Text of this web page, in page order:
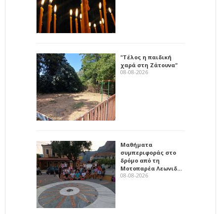
"Τέλος η παιδική
χαρά στη Ζάτουνα"
08-08-2026
Μαθήματα
συμπεριφοράς στο
δρόμο από τη
Μοτοπαρέα Λεωνιδ…
08-08-2026